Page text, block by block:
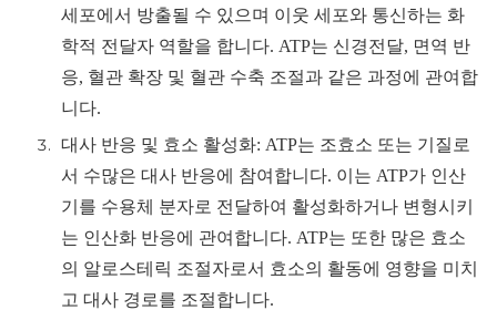
세포에서 방출될 수 있으며 이웃 세포와 통신하는 화
학적 전달자 역할을 합니다. ATP는 신경전달, 면역 반
응, 혈관 확장 및 혈관 수축 조절과 같은 과정에 관여합
니다.
대사 반응 및 효소 활성화: ATP는 조효소 또는 기질로
서 수많은 대사 반응에 참여합니다. 이는 ATP가 인산
기를 수용체 분자로 전달하여 활성화하거나 변형시키
는 인산화 반응에 관여합니다. ATP는 또한 많은 효소
의 알로스테릭 조절자로서 효소의 활동에 영향을 미치
고 대사 경로를 조절합니다.